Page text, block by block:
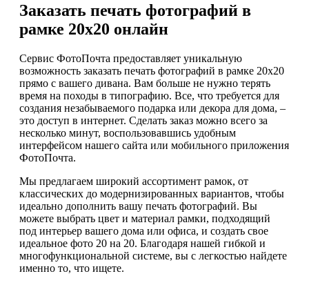
Заказать печать фотографий в
рамке 20х20 онлайн
Сервис ФотоПочта предоставляет уникальную
возможность заказать печать фотографий в рамке 20х20
прямо с вашего дивана. Вам больше не нужно терять
время на походы в типографию. Все, что требуется для
создания незабываемого подарка или декора для дома, –
это доступ в интернет. Сделать заказ можно всего за
несколько минут, воспользовавшись удобным
интерфейсом нашего сайта или мобильного приложения
ФотоПочта.
Мы предлагаем широкий ассортимент рамок, от
классических до модернизированных вариантов, чтобы
идеально дополнить вашу печать фотографий. Вы
можете выбрать цвет и материал рамки, подходящий
под интерьер вашего дома или офиса, и создать свое
идеальное фото 20 на 20. Благодаря нашей гибкой и
многофункциональной системе, вы с легкостью найдете
именно то, что ищете.